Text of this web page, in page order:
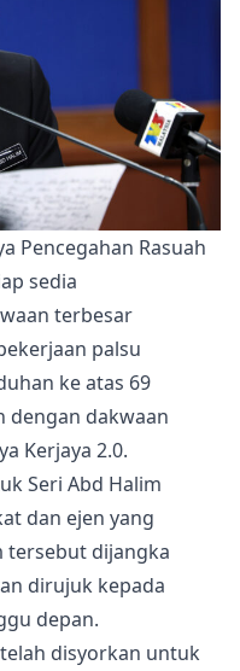
Pencegahan Rasuah
sedia
terbesar
palsu
ke atas 69
dengan dakwaan
Kerjaya 2.0.
Seri Abd Halim
dan ejen yang
tersebut dijangka
dirujuk kepada
depan.
disyorkan untuk